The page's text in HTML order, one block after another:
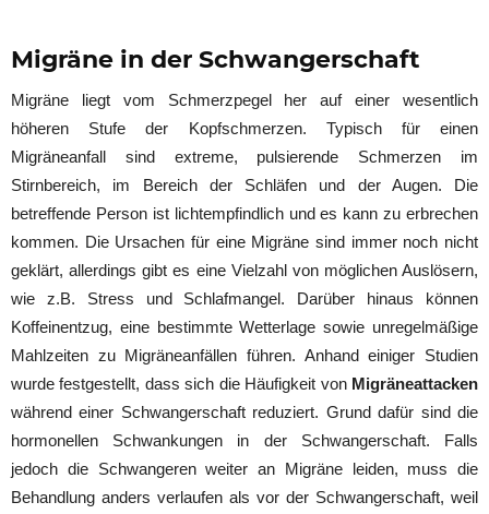
Migräne in der Schwangerschaft
Migräne liegt vom Schmerzpegel her auf einer wesentlich
höheren Stufe der Kopfschmerzen. Typisch für einen
Migräneanfall sind extreme, pulsierende Schmerzen im
Stirnbereich, im Bereich der Schläfen und der Augen. Die
betreffende Person ist lichtempfindlich und es kann zu erbrechen
kommen. Die Ursachen für eine Migräne sind immer noch nicht
geklärt, allerdings gibt es eine Vielzahl von möglichen Auslösern,
wie z.B. Stress und Schlafmangel. Darüber hinaus können
Koffeinentzug, eine bestimmte Wetterlage sowie unregelmäßige
Mahlzeiten zu Migräneanfällen führen. Anhand einiger Studien
wurde festgestellt, dass sich die Häufigkeit von Migräneattacken
während einer Schwangerschaft reduziert. Grund dafür sind die
hormonellen Schwankungen in der Schwangerschaft. Falls
jedoch die Schwangeren weiter an Migräne leiden, muss die
Behandlung anders verlaufen als vor der Schwangerschaft, weil